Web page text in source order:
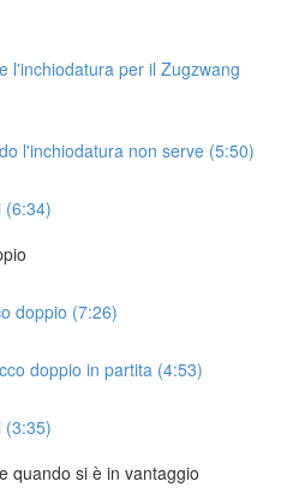
l'inchiodatura per il Zugzwang
l'inchiodatura non serve (5:50)
(6:34)
doppio (7:26)
doppio in partita (4:53)
(3:35)
quando si è in vantaggio